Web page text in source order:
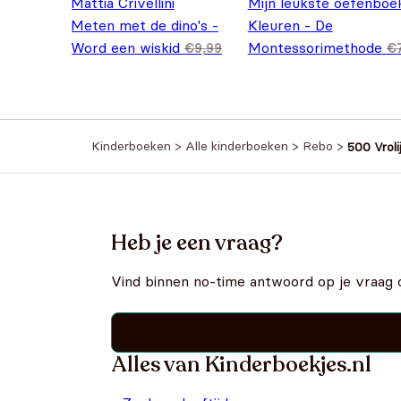
Meten met de dino's -
Word een wiskid €9,99
Kleuren - De
Montessorimethode €
Kinderboeken > Alle kinderboeken > Rebo > 500
Heb je een vraag?
Vind binnen no-time antwoord op je vraag
Alles van Kinderboekjes.nl